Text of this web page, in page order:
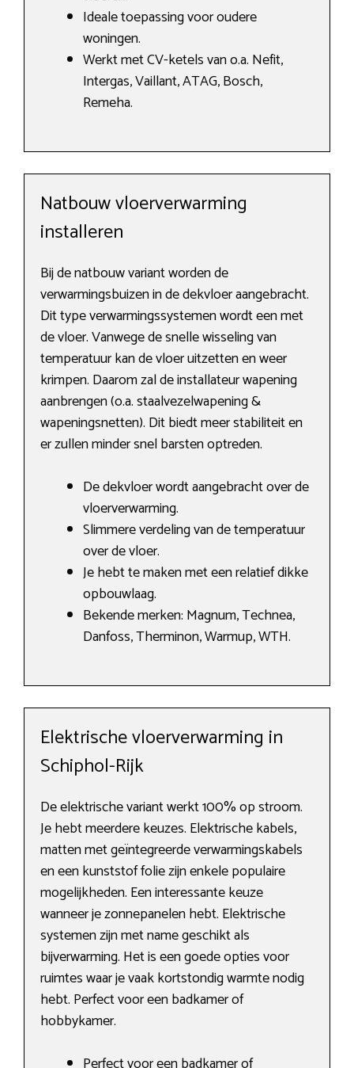
Ideale toepassing voor oudere
woningen.
Werkt met CV-ketels van o.a. Nefit,
Intergas, Vaillant, ATAG, Bosch,
Remeha.
Natbouw vloerverwarming
installeren
Bij de natbouw variant worden de
verwarmingsbuizen in de dekvloer aangebracht.
Dit type verwarmingssystemen wordt een met
de vloer. Vanwege de snelle wisseling van
temperatuur kan de vloer uitzetten en weer
krimpen. Daarom zal de installateur wapening
aanbrengen (o.a. staalvezelwapening &
wapeningsnetten). Dit biedt meer stabiliteit en
er zullen minder snel barsten optreden.
De dekvloer wordt aangebracht over de
vloerverwarming.
Slimmere verdeling van de temperatuur
over de vloer.
Je hebt te maken met een relatief dikke
opbouwlaag.
Bekende merken: Magnum, Technea,
Danfoss, Therminon, Warmup, WTH.
Elektrische vloerverwarming in
Schiphol-Rijk
De elektrische variant werkt 100% op stroom.
Je hebt meerdere keuzes. Elektrische kabels,
matten met geïntegreerde verwarmingskabels
en een kunststof folie zijn enkele populaire
mogelijkheden. Een interessante keuze
wanneer je zonnepanelen hebt. Elektrische
systemen zijn met name geschikt als
bijverwarming. Het is een goede opties voor
ruimtes waar je vaak kortstondig warmte nodig
hebt. Perfect voor een badkamer of
hobbykamer.